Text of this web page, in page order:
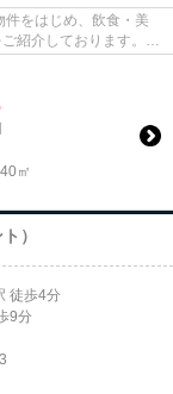
をはじめ、飲食・美
紹介しております。
㎡
）
徒歩4分
9分